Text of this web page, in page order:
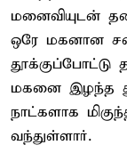
மனைவியுடன்
ஒரே மகனான
மகனை இழந்த
நாட்களாக
வந்துள்ளார்.